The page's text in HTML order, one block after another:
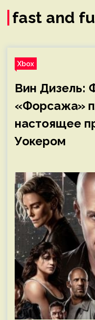
fast and
Xbox
Вин Дизель:
«Форсажа»
настоящее
Уокером